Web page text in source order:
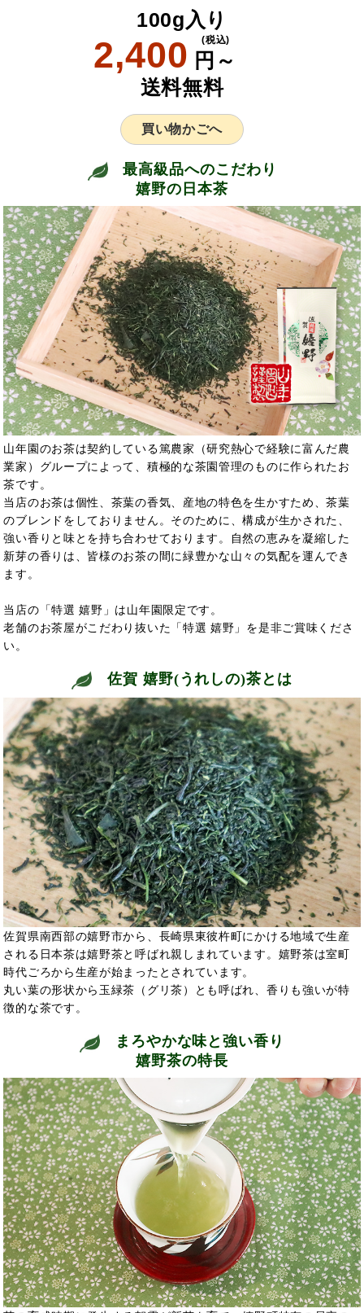
100g入り
2,400 円～
(税込)
送料無料
買い物かごへ
最高級品へのこだわり
嬉野の日本茶
山年園のお茶は契約している篤農家（研究熱心で経験に富んだ農
業家）グループによって、積極的な茶園管理のものに作られたお
茶です。
当店のお茶は個性、茶葉の香気、産地の特色を生かすため、茶葉
のブレンドをしておりません。そのために、構成が生かされた、
強い香りと味とを持ち合わせております。自然の恵みを凝縮した
新芽の香りは、皆様のお茶の間に緑豊かな山々の気配を運んでき
ます。
当店の「特選 嬉野」は山年園限定です。
老舗のお茶屋がこだわり抜いた「特選 嬉野」を是非ご賞味くださ
い。
佐賀 嬉野(うれしの)茶とは
佐賀県南西部の嬉野市から、長崎県東彼杵町にかける地域で生産
される日本茶は嬉野茶と呼ばれ親しまれています。嬉野茶は室町
時代ごろから生産が始まったとされています。
丸い葉の形状から玉緑茶（グリ茶）とも呼ばれ、香りも強いが特
徴的な茶です。
まろやかな味と強い香り
嬉野茶の特長